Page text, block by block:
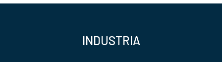
INDUSTRIA